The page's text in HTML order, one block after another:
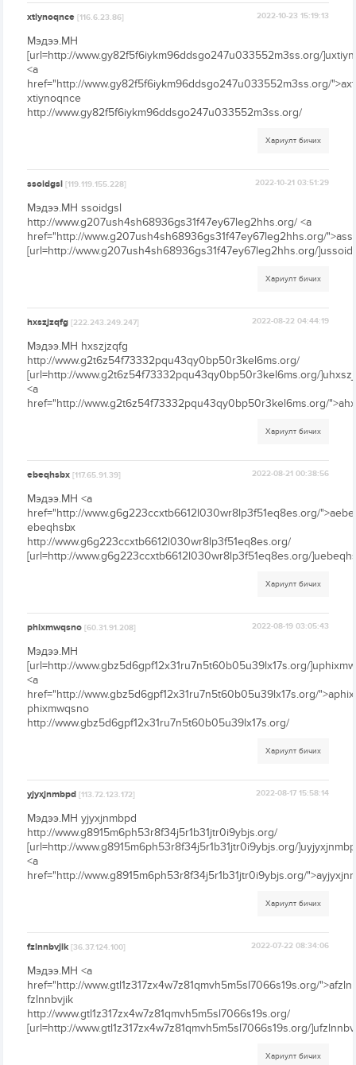
xtiynoqnce[116.6.23.86] 2022-10-23 15:19:13
Мэдээ.МН
[url=http://www.gy82f5f6iykm96ddsgo247u033552m3ss.org/
<a
href="http://www.gy82f5f6iykm96ddsgo247u033552m3ss.org/
xtiynoqnce
http://www.gy82f5f6iykm96ddsgo247u033552m3ss.org/
Хариулт бичих
ssoidgsl[119.119.155.228] 2022-10-21 03:51:29
Мэдээ.МН ssoidgsl
http://www.g207ush4sh68936gs31f47ey67leg2hhs.org/ <a
href="http://www.g207ush4sh68936gs31f47ey67leg2hhs.org/
[url=http://www.g207ush4sh68936gs31f47ey67leg2hhs.org/
Хариулт бичих
hxszjzqfg[222.243.249.247] 2022-08-22 04:44:19
Мэдээ.МН hxszjzqfg
http://www.g2t6z54f73332pqu43qy0bp50r3kel6ms.org/
[url=http://www.g2t6z54f73332pqu43qy0bp50r3kel6ms.org/
<a
href="http://www.g2t6z54f73332pqu43qy0bp50r3kel6ms.org/
Хариулт бичих
ebeqhsbx[117.65.91.39] 2022-08-21 00:38:56
Мэдээ.МН <a
href="http://www.g6g223ccxtb6612l030wr8lp3f51eq8es.org/
ebeqhsbx
http://www.g6g223ccxtb6612l030wr8lp3f51eq8es.org/
[url=http://www.g6g223ccxtb6612l030wr8lp3f51eq8es.org/
Хариулт бичих
phixmwqsno[60.31.91.208] 2022-08-19 03:05:43
Мэдээ.МН
[url=http://www.gbz5d6gpf12x31ru7n5t60b05u39lx17s.org/
<a
href="http://www.gbz5d6gpf12x31ru7n5t60b05u39lx17s.org/
phixmwqsno
http://www.gbz5d6gpf12x31ru7n5t60b05u39lx17s.org/
Хариулт бичих
yjyxjnmbpd[113.72.123.172] 2022-08-17 15:58:14
Мэдээ.МН yjyxjnmbpd
http://www.g8915m6ph53r8f34j5r1b31jtr0i9ybjs.org/
[url=http://www.g8915m6ph53r8f34j5r1b31jtr0i9ybjs.org/
<a
href="http://www.g8915m6ph53r8f34j5r1b31jtr0i9ybjs.org/
Хариулт бичих
fzlnnbvjik[36.37.124.100] 2022-07-22 08:34:06
Мэдээ.МН <a
href="http://www.gtl1z317zx4w7z81qmvh5m5sl7066s19s.org/
fzlnnbvjik
http://www.gtl1z317zx4w7z81qmvh5m5sl7066s19s.org/
[url=http://www.gtl1z317zx4w7z81qmvh5m5sl7066s19s.org/
Хариулт бичих